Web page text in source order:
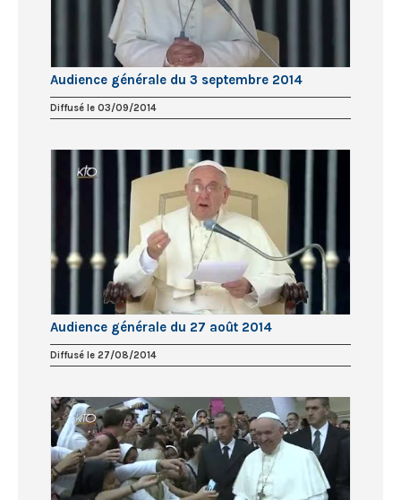
Audience générale du 3 septembre 2014
Diffusé le 03/09/2014
Audience générale du 27 août 2014
Diffusé le 27/08/2014